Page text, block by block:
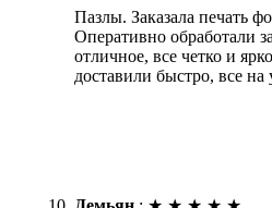
Пазлы. Заказала печать
Оперативно обработали
отличное, все четко и
доставили быстро, все на